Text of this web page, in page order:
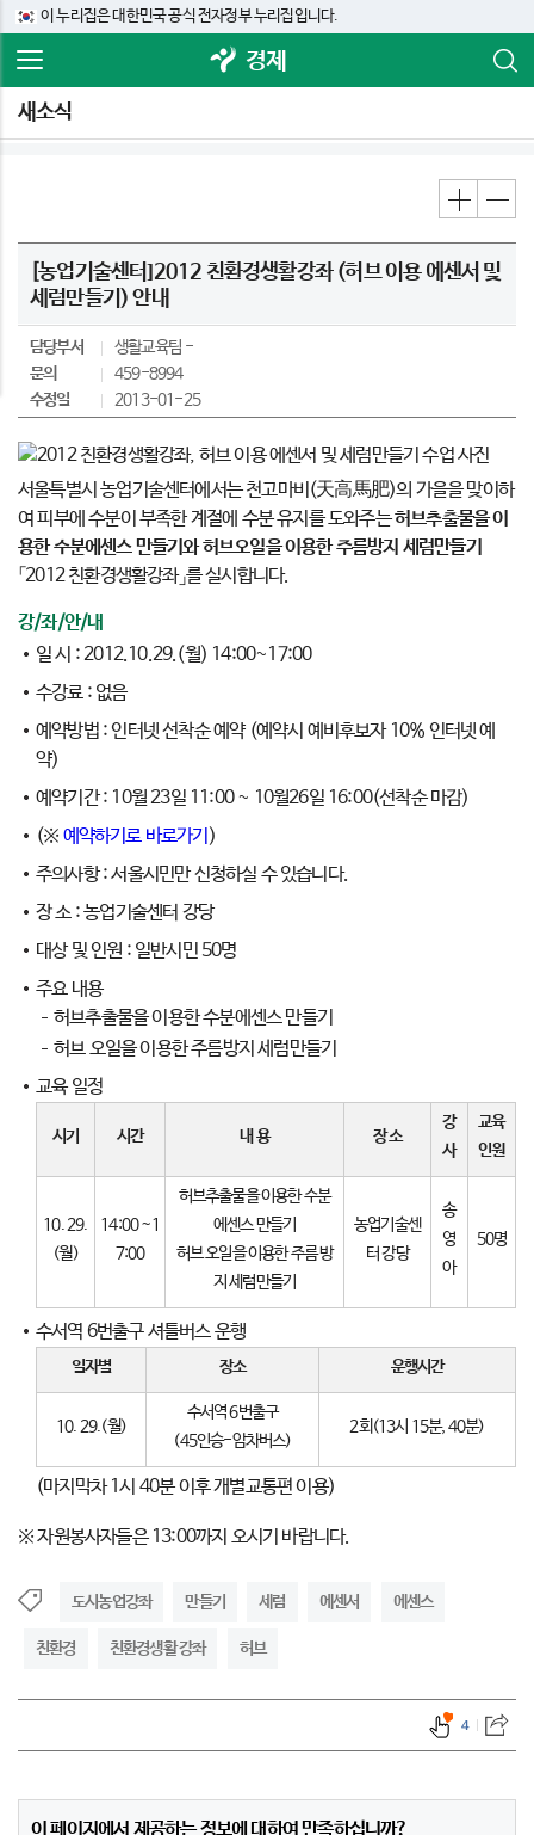
이 누리집은 대한민국 공식 전자정부 누리집입니다.
경제
새소식
[농업기술센터]2012 친환경생활강좌 (허브 이용 에센서 및
세럼만들기) 안내
담당부서
생활교육팀
문의
459-8994
수정일
2013-01-25
서울특별시 농업기술센터에서는 천고마비(天高馬肥)의 가을을 맞이하
여 피부에 수분이 부족한 계절에 수분 유지를 도와주는허브추출물을 이
용한 수분에센스 만들기와 허브오일을 이용한 주름방지 세럼만들기
「2012 친환경생활강좌」를 실시합니다.
강/좌/안/내
일 시 : 2012.10.29.(월) 14:00~17:00
수강료 : 없음
예약방법 : 인터넷 선착순 예약 (예약시 예비후보자 10% 인터넷 예
약)
예약기간 : 10월 23일 11:00 ~ 10월26일 16:00(선착순 마감)
(※ 예약하기로 바로가기 )
주의사항 : 서울시민만 신청하실 수 있습니다.
장 소 : 농업기술센터 강당
대상 및 인원 : 일반시민 50명
주요 내용
허브추출물을 이용한 수분에센스 만들기
허브 오일을 이용한 주름방지 세럼만들기
교육 일정
시기 시간 내 용 장 소
강
사
교육
인원
10. 29.
(월)
14:00 ~1
7:00
허브추출물을 이용한 수분
에센스 만들기
허브 오일을 이용한 주름 방
지 세럼만들기
농업기술센
터 강당
송
영
아
50명
수서역 6번출구 셔틀버스 운행
일자별 장소 운행시간
10. 29.(월)
수서역 6번출구
(45인승-암차버스)
2회(13시 15분, 40분)
(마지막차 1시 40분 이후 개별교통편 이용)
※ 자원봉사자들은 13:00까지 오시기 바랍니다.
도시농업강좌 만들기 세럼 에센서 에센스
친환경 친환경생활 강좌 허브
4
이 페이지에서 제공하는 정보에 대하여 만족하십니까?